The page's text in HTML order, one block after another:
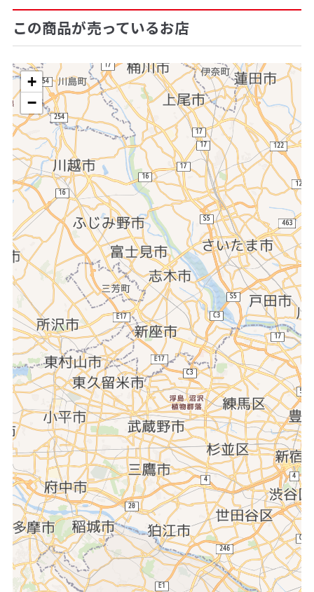
この商品が売っているお店
+
−